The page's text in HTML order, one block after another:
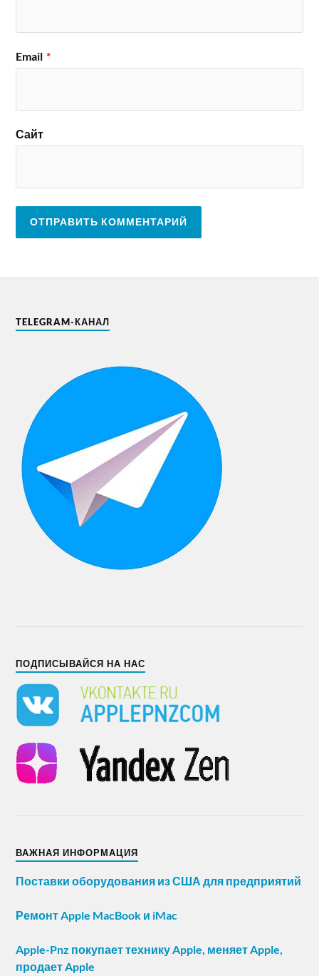
Email *
Сайт
TELEGRAM-КАНАЛ
ПОДПИСЫВАЙСЯ НА НАС
ВАЖНАЯ ИНФОРМАЦИЯ
Поставки оборудования из США для предприятий
Ремонт Apple MacBook и iMac
Apple-Pnz покупает технику Apple, меняет Apple,
продает Apple